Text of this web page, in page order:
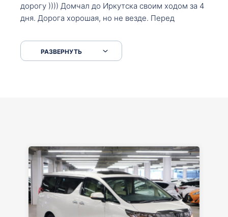
дорогу )))) Домчал до Иркутска своим ходом за 4
дня. Дорога хорошая, но не везде. Перед
серпантинах по пути следования.
РАЗВЕРНУТЬ